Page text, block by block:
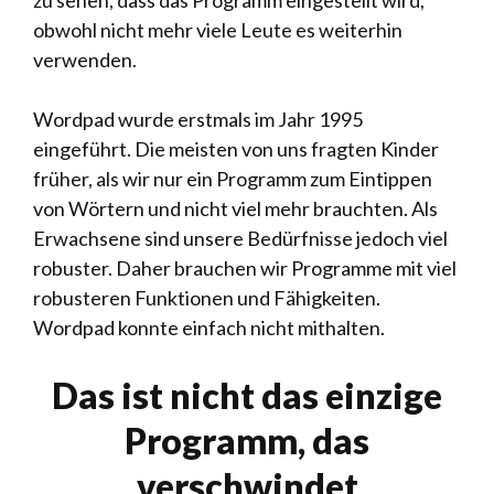
obwohl nicht mehr viele Leute es weiterhin
verwenden.
Wordpad wurde erstmals im Jahr 1995
eingeführt. Die meisten von uns fragten Kinder
früher, als wir nur ein Programm zum Eintippen
von Wörtern und nicht viel mehr brauchten. Als
Erwachsene sind unsere Bedürfnisse jedoch viel
robuster. Daher brauchen wir Programme mit viel
robusteren Funktionen und Fähigkeiten.
Wordpad konnte einfach nicht mithalten.
Das ist nicht das einzige
Programm, das